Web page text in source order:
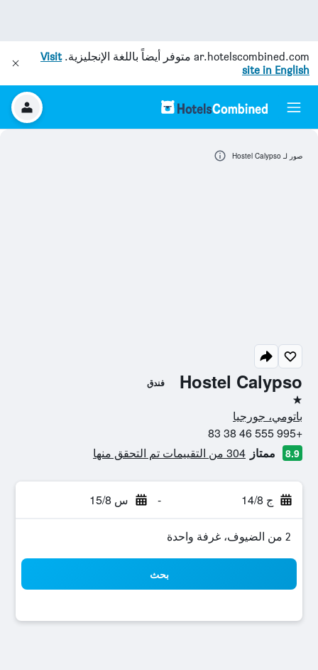
ar.hotelscombined.com متوفر أيضاً باللغة الإنجليزية.Visit
site in English
Hostel Calypso فندق
نجمة واحدة
باتومي، جورجيا
+995 555 46 38 83
8.9 ممتاز 304 من التقييمات تم التحقق منها
ج 14/8 - س 15/8
2 من الضيوف، غرفة واحدة
بحث
صور لـ Hostel Calypso